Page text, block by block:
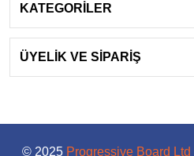
KATEGORİLER
ÜYELİK VE SİPARİŞ
© 2025 Progressive Board Ltd